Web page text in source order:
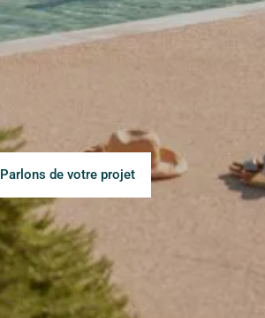
Parlons de votre projet